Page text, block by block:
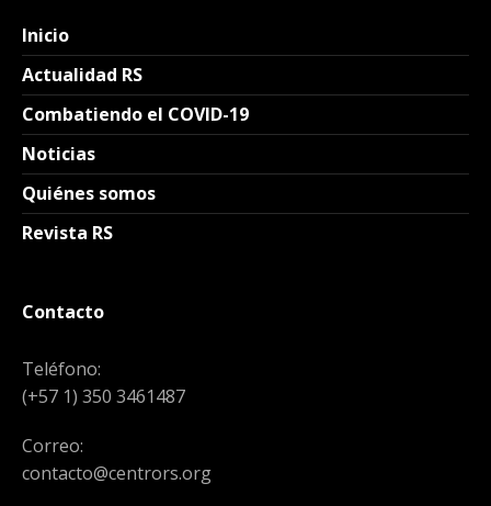
Inicio
Actualidad RS
Combatiendo el COVID-19
Noticias
Quiénes somos
Revista RS
Contacto
Teléfono:
(+57 1) 350 3461487
Correo:
contacto@centrors.org